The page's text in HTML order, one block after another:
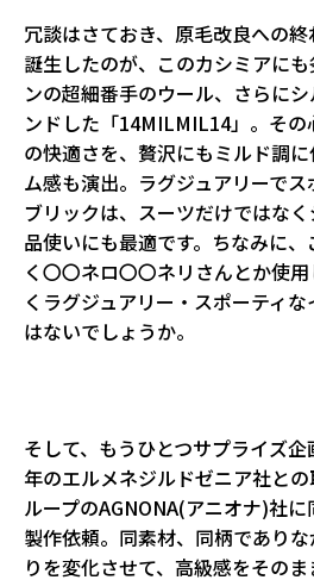
冗談はさておき、原毛改良への
誕生したのが、このカシミアに
ンの超細番手のウール、さらに
ンドした「14MILMIL14」。その
の快適さを、贅沢にもミルド調
ム感も演出。ラグジュアリーで
ブリックは、スーツだけではな
品使いにも最適です。ちなみに
く〇〇ネロ〇〇ネリさんとか使
くラグジュアリー・スポーティ
はないでしょうか。
そして、もうひとつサプライズ
年のエルメネジルドゼニア社と
ループのAGNONA(アニオナ)社
製作依頼。同素材、同柄であり
りを変化させて、高級感をその